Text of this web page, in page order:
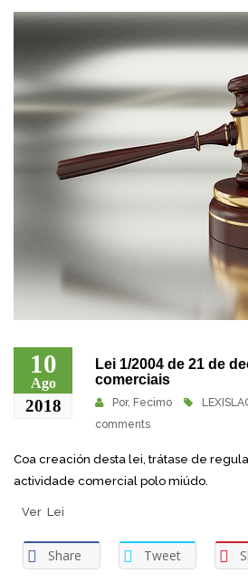
10
Ago
2018
Lei 1/2004 de 21 de
comerciais
Por, Fecimo
comments
Coa creación desta lei, trátase de
actividade comercial polo miúdo.
Ver Lei
Share Tweet